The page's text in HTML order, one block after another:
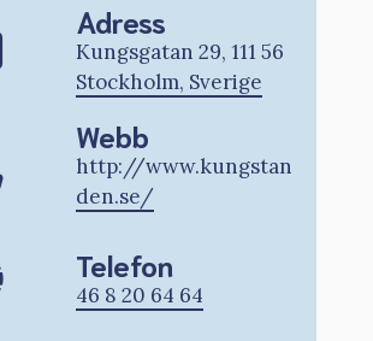
Adress
Kungsgatan 29, 111 56
Stockholm, Sverige
Webb
http://www.kungstan
den.se/
Telefon
46 8 20 64 64